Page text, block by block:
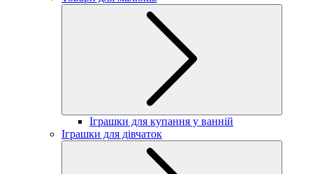
Іграшки для купання у ванній
Іграшки для дівчаток